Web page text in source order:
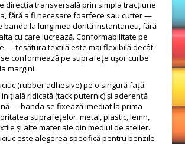
direcția transversală prin simpla tracțiune
fără a fi necesare foarfece sau cutter —
banda la lungimea dorită instantaneu, fără
cu care lucrează. Conformabilitate pe
— țesătura textilă este mai flexibilă decât
se conformează pe suprafețe ușor curbe
margini.
(rubber adhesive) pe o singură față
ridicată (tack puternic) și aderență
— banda se fixează imediat la prima
suprafețelor: metal, plastic, lemn,
și alte materiale din mediul de atelier.
este alegerea specifică pentru benzile